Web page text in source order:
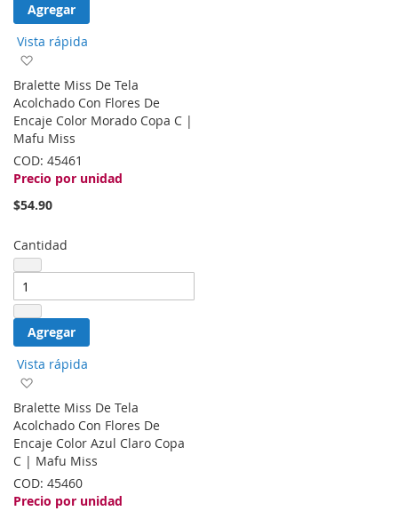
Agregar
Vista rápida
la
lista
de
deseos
Bralette Miss De Tela
Acolchado Con Flores De
Encaje Color Morado Copa C |
Mafu Miss
COD: 45461
Precio por unidad
$54.90
Cantidad
Agregar
Vista rápida
la
lista
de
deseos
Bralette Miss De Tela
Acolchado Con Flores De
Encaje Color Azul Claro Copa
C | Mafu Miss
COD: 45460
Precio por unidad